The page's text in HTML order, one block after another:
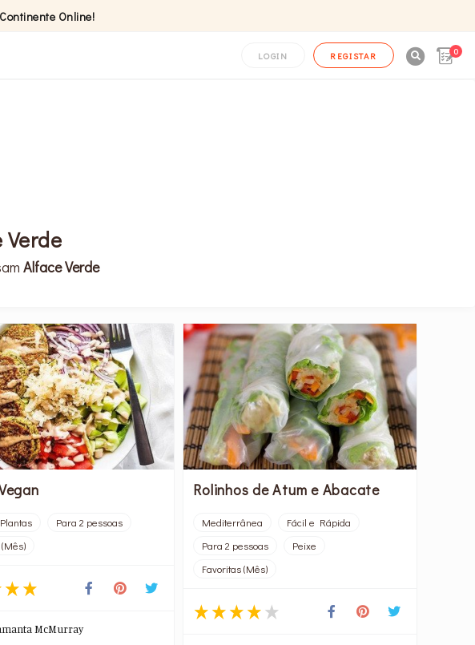
Online!
LOGIN REGISTAR 0
Verde
Alface Verde
Para 2 pessoas
McMurray
Rolinhos de Atum e Abacate
Mediterrânea
Fácil e Rápida
Para 2 pessoas
Peixe
Favoritas (Mês)